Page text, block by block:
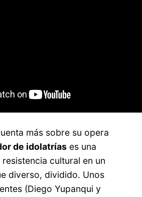
más sobre su opera
de idolatrías es una
cultural en un
diverso, dividido. Unos
(Diego Yupanqui y